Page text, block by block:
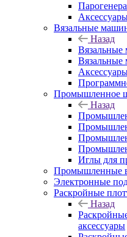
Вязальные
Назад
Вязальные
Промышленное
Назад
Иглы для
Промышленные
Электронные
Раскройные
Назад
аксессуары